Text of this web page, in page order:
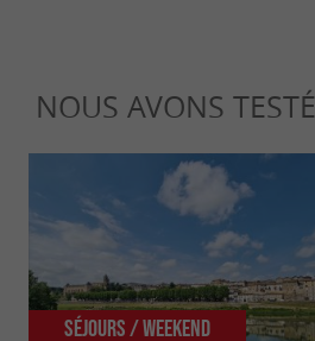
NOUS AVONS TESTÉ
Séjours / Weekend